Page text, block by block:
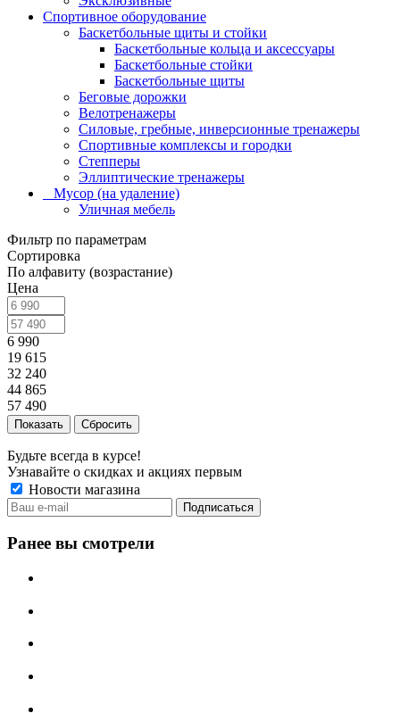
Спортивное оборудование
Баскетбольные щиты и стойки
Баскетбольные кольца и аксессуары
Баскетбольные стойки
Баскетбольные щиты
Беговые дорожки
Велотренажеры
Силовые, гребные, инверсионные тренажеры
Спортивные комплексы и городки
Степперы
Эллиптические тренажеры
_ Мусор (на удаление)
Уличная мебель
Фильтр по параметрам
Сортировка
По алфавиту (возрастание)
Цена
6 990
19 615
32 240
44 865
57 490
Сбросить
Будьте всегда в курсе!
Узнавайте о скидках и акциях первым
Новости магазина
Ранее вы смотрели